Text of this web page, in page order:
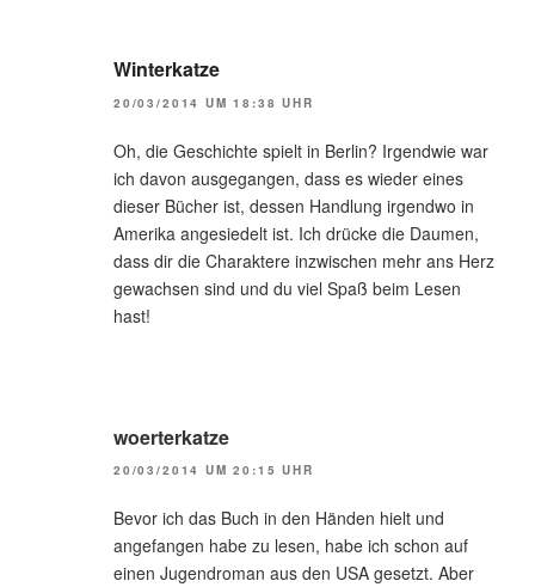
Winterkatze
20/03/2014 UM 18:38 UHR
Oh, die Geschichte spielt in Berlin? Irgendwie war
ich davon ausgegangen, dass es wieder eines
dieser Bücher ist, dessen Handlung irgendwo in
Amerika angesiedelt ist. Ich drücke die Daumen,
dass dir die Charaktere inzwischen mehr ans Herz
gewachsen sind und du viel Spaß beim Lesen
hast!
woerterkatze
20/03/2014 UM 20:15 UHR
Bevor ich das Buch in den Händen hielt und
angefangen habe zu lesen, habe ich schon auf
einen Jugendroman aus den USA gesetzt. Aber